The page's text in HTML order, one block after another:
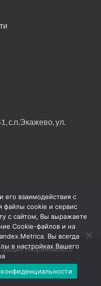
с.п.Экажево, ул.
Назрановского
его взаимодействия с
файлы cookie и сервис
с сайтом, Вы выражаете
Cookie-файлов и на
Вы всегда
в настройках Вашего